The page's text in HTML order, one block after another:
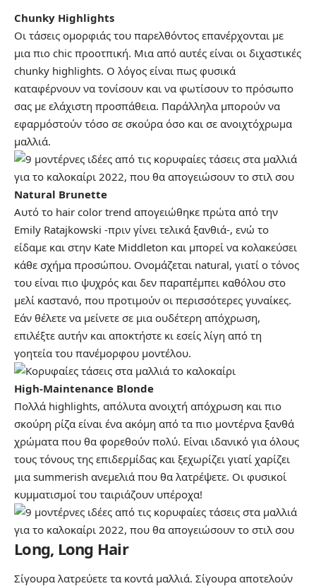
Chunky Highlights
Οι τάσεις ομορφιάς του παρελθόντος επανέρχονται με
μια πιο chic προοτπική. Μια από αυτές είναι οι διχαστικές
chunky highlights. O λόγος είναι πως φυσικά
καταφέρνουν να τονίσουν και να φωτίσουν το πρόσωπο
σας με ελάχιστη προσπάθεια. Παράλληλα μπορούν να
εφαρμόστούν τόσο σε σκούρα όσο και σε ανοιχτόχρωμα
μαλλιά.
Natural Brunette
Αυτό το hair color trend απογειώθηκε πρώτα από την
Emily Ratajkowski -πριν γίνει τελικά ξανθιά-, ενώ το
είδαμε και στην Kate Middleton και μπορεί να κολακεύσει
κάθε σχήμα προσώπου. Ονομάζεται natural, γιατί ο τόνος
του είναι πιο ψυχρός και δεν παραπέμπει καθόλου στο
μελί καστανό, που προτιμούν οι περισσότερες γυναίκες.
Εάν θέλετε να μείνετε σε μια ουδέτερη απόχρωση,
επιλέξτε αυτήν και αποκτήστε κι εσείς λίγη από τη
γοητεία του πανέμορφου μοντέλου.
High-Maintenance Blonde
Πολλά highlights, απόλυτα ανοιχτή απόχρωση και πιο
σκούρη ρίζα είναι ένα ακόμη από τα πιο μοντέρνα ξανθά
χρώματα που θα φορεθούν πολύ. Είναι ιδανικό για όλους
τους τόνους της επιδερμίδας και ξεχωρίζει γιατί χαρίζει
μια summerish ανεμελιά που θα λατρέψετε. Οι φυσικοί
κυμματισμοί του ταιριάζουν υπέροχα!
Long, Long Hair
Σίγουρα λατρεύετε τα κοντά μαλλιά. Σίγουρα αποτελούν